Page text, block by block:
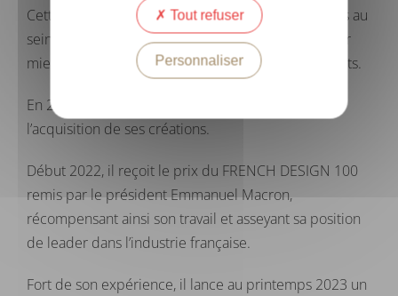
Cette responsabilité lui permet de réunir les forces au
sein des Editeurs et de parler d’une seule voix pour
mieux promouvoir la création française et ses talents.
En 2021, le prestigieux Mobilier National fait
l’acquisition de ses créations.
Début 2022, il reçoit le prix du FRENCH DESIGN 100
remis par le président Emmanuel Macron,
récompensant ainsi son travail et asseyant sa position
de leader dans l’industrie française.
Fort de son expérience, il lance au printemps 2023 un
Tout refuser
Personnaliser